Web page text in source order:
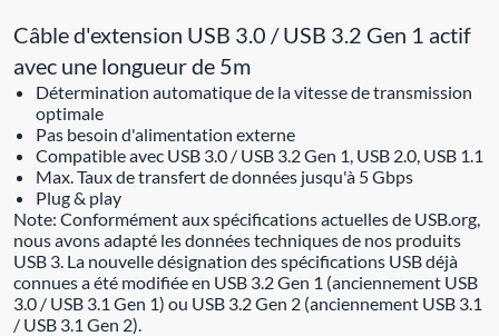
Câble d'extension USB 3.0 / USB 3.2 Gen 1 actif
avec une longueur de 5m
Détermination automatique de la vitesse de transmission
optimale
Pas besoin d'alimentation externe
Compatible avec USB 3.0 / USB 3.2 Gen 1, USB 2.0, USB 1.1
Max. Taux de transfert de données jusqu'à 5 Gbps
Plug & play
Note: Conformément aux spécifications actuelles de USB.org,
nous avons adapté les données techniques de nos produits
USB 3. La nouvelle désignation des spécifications USB déjà
connues a été modifiée en USB 3.2 Gen 1 (anciennement USB
3.0 / USB 3.1 Gen 1) ou USB 3.2 Gen 2 (anciennement USB 3.1
/ USB 3.1 Gen 2).